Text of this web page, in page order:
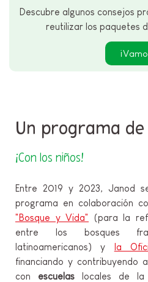
Descubre algunos consejos
reutilizar los paquetes
Un programa
¡Con los niños!
Entre 2019 y 2023, Janod
programa en colaboración
"Bosque y Vida"
(para la
entre los bosques
latinoamericanos) y
la
financiando y contribuyendo
con escuelas locales de